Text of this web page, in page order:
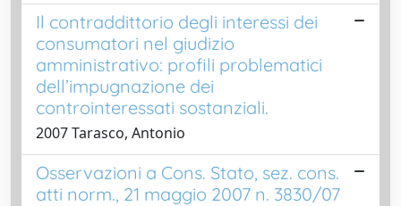
Il contraddittorio degli interessi dei
consumatori nel giudizio
amministrativo: profili problematici
dell’impugnazione dei
controinteressati sostanziali.
2007 Tarasco, Antonio
Osservazioni a Cons. Stato, sez. cons.
atti norm., 21 maggio 2007 n. 3830/07